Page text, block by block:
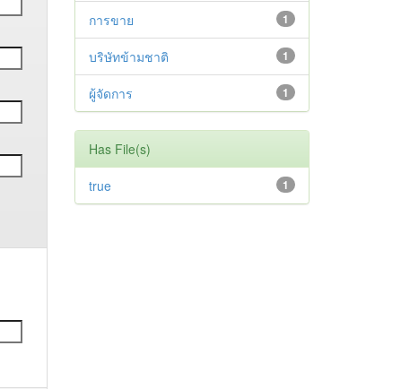
1
การขาย
1
บริษัทข้ามชาติ
1
ผู้จัดการ
Has File(s)
1
true